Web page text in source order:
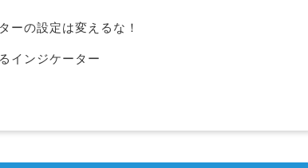
ーの設定は変えるな！
インジケーター